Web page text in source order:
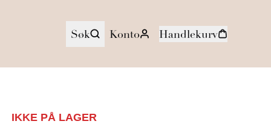
Søk Konto Handlekurv
IKKE PÅ LAGER